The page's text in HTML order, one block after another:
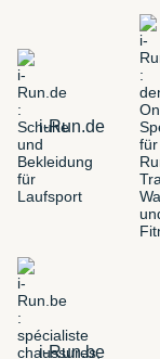
i-Run.de
i-Run.be